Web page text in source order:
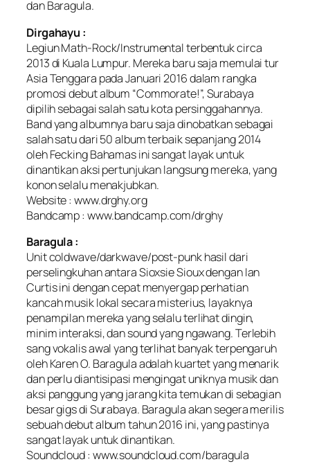
dan Baragula.
Dirgahayu :
Legiun Math-Rock/Instrumental terbentuk circa
2013 di Kuala Lumpur. Mereka baru saja memulai tur
Asia Tenggara pada Januari 2016 dalam rangka
promosi debut album “Commorate!”, Surabaya
dipilih sebagai salah satu kota persinggahannya.
Band yang albumnya baru saja dinobatkan sebagai
salah satu dari 50 album terbaik sepanjang 2014
oleh Fecking Bahamas ini sangat layak untuk
dinantikan aksi pertunjukan langsung mereka, yang
konon selalu menakjubkan.
Website : www.drghy.org
Bandcamp : www.bandcamp.com/drghy
Baragula :
Unit coldwave/darkwave/post-punk hasil dari
perselingkuhan antara Sioxsie Sioux dengan Ian
Curtis ini dengan cepat menyergap perhatian
kancah musik lokal secara misterius, layaknya
penampilan mereka yang selalu terlihat dingin,
minim interaksi, dan sound yang ngawang. Terlebih
sang vokalis awal yang terlihat banyak terpengaruh
oleh Karen O. Baragula adalah kuartet yang menarik
dan perlu diantisipasi mengingat uniknya musik dan
aksi panggung yang jarang kita temukan di sebagian
besar gigs di Surabaya. Baragula akan segera merilis
sebuah debut album tahun 2016 ini, yang pastinya
sangat layak untuk dinantikan.
Soundcloud : www.soundcloud.com/baragula